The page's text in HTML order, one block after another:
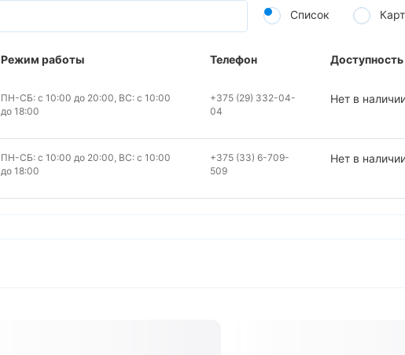
Список
Режим работы Телефон Доступность
ПН-СБ: с 10:00 до 20:00, ВС: с 10:00
до 18:00
+375 (29) 332-04-
04
Нет в
ПН-СБ: с 10:00 до 20:00, ВС: с 10:00
до 18:00
+375 (33) 6-709-
509
Нет в